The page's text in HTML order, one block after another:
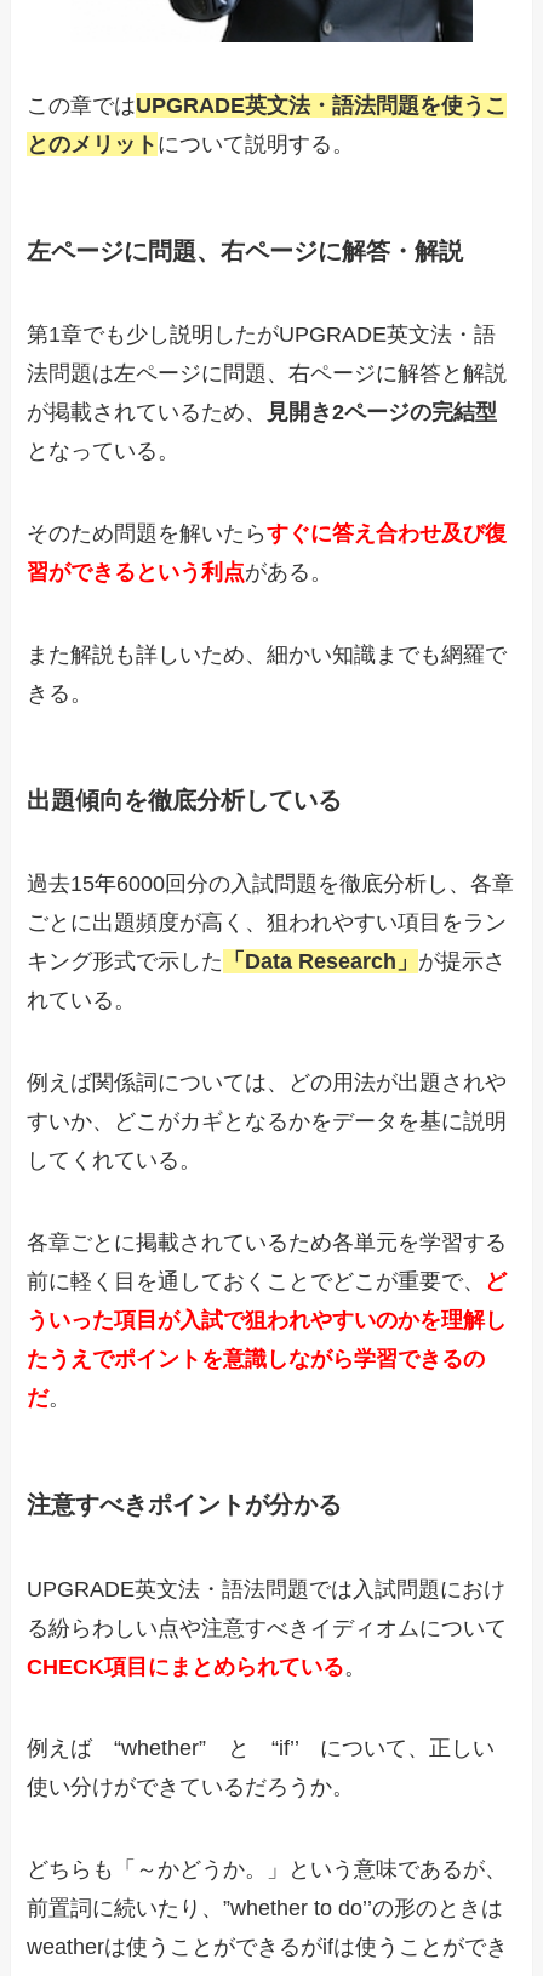
この章ではUPGRADE英文法・語法問題を使うこ
とのメリット について説明する。
左ページに問題、右ページに解答・解説
第1章でも少し説明したがUPGRADE英文法・語
法問題は左ページに問題、右ページに解答と解説
が掲載されているため、
見開き2ページの完結型
となっている。
そのため問題を解いたらすぐに答え合わせ及び復
習ができるという利点がある。
また解説も詳しいため、細かい知識までも網羅で
きる。
出題傾向を徹底分析している
過去15年6000回分の入試問題を徹底分析し、各章
ごとに出題頻度が高く、狙われやすい項目をラン
キング形式で示した 「Data Research」 が提示さ
れている。
例えば関係詞については、どの用法が出題されや
すいか、どこがカギとなるかをデータを基に説明
してくれている。
各章ごとに掲載されているため各単元を学習する
前に軽く目を通しておくことでどこが重要で、 ど
ういった項目が入試で狙われやすいのかを理解し
たうえでポイントを意識しながら学習できるの
だ。
注意すべきポイントが分かる
UPGRADE英文法・語法問題では入試問題におけ
る紛らわしい点や注意すべきイディオムについて
CHECK項目にまとめられている。
例えば “whether” と “if’’ について、正しい
使い分けができているだろうか。
どちらも「～かどうか。」という意味であるが、
前置詞に続いたり、”whether to do’’の形のときは
weatherは使うことができるがifは使うことができ